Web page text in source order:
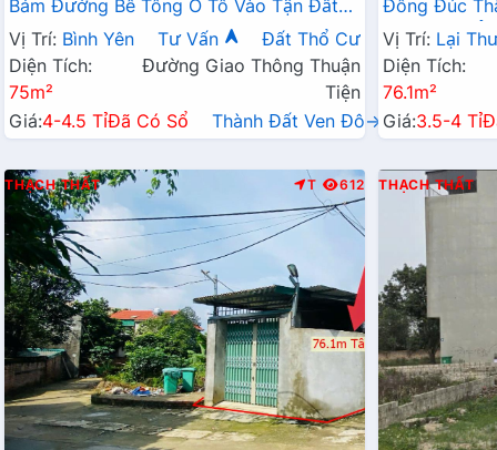
Bám Đường Bê Tông Ô Tô Vào Tận Đất
Dân Cư Đông Đúc Thân Thiện Gần Chợ
Trường Học Sổ Đỏ Pháp Lý Rõ Ràng
Vị Trí: Bình Yên Tư Vấn
Đất Thổ Cư
Diện Tích:
75m²
Đường Giao Thông Thuận
Tiện
Giá:4-4.5 TỉĐã Có Sổ Thành Đất Ven Đô→
Đông Đúc
Học Đầy ĐỦ
Đầu Tư
Vị Trí: Lại
Diện Tích:
76.1m²
Giá:3.5-4 Tỉ
THẠCH THẤT T 612 THẠCH THẤT